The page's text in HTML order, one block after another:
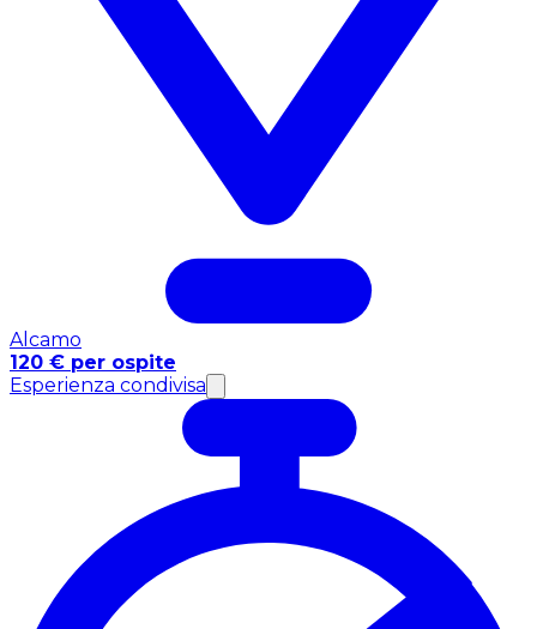
Alcamo
120 € per ospite
Esperienza condivisa